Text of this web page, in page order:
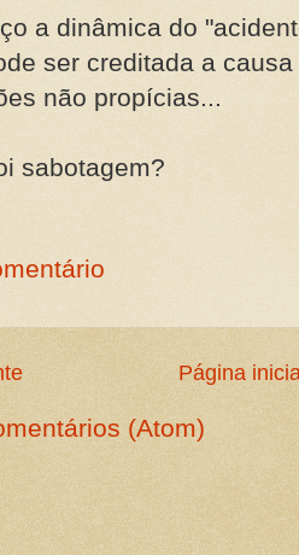
a dinâmica do
ser creditada a
não propícias...
sabotagem?
Página
(Atom)